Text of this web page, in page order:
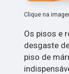
Clique na
Os pisos e
desgaste
piso de